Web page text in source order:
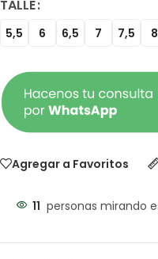
TALLE
5,5 6 6,5 7 7,5 8
Agregar a Favoritos
11 personas mirando